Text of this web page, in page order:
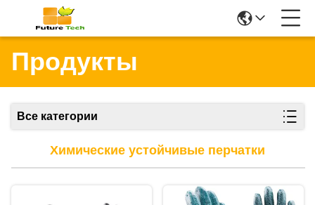
Продукты
Все категории
Химические устойчивые перчатки